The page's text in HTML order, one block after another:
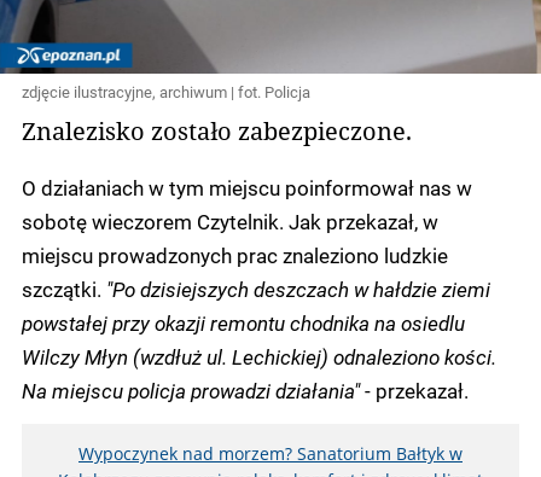
zdjęcie ilustracyjne, archiwum | fot. Policja
Znalezisko zostało zabezpieczone.
O działaniach w tym miejscu poinformował nas w
sobotę wieczorem Czytelnik. Jak przekazał, w
miejscu prowadzonych prac znaleziono ludzkie
szczątki. "Po dzisiejszych deszczach w hałdzie ziemi
powstałej przy okazji remontu chodnika na osiedlu
Wilczy Młyn (wzdłuż ul. Lechickiej) odnaleziono kości.
Na miejscu policja prowadzi działania"- przekazał.
Wypoczynek nad morzem? Sanatorium Bałtyk w